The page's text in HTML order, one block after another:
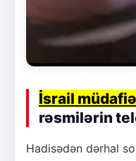
İsrail
rəsmilərin
Hadisədən dərhal